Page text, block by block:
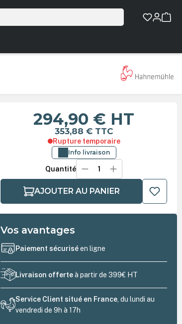
294,90 € HT
353,88 € TTC
Rupture temporaire
Info livraison
Quantité
AJOUTER AU PANIER
Vos avantages
Paiement sécuriséen ligne
Livraison offerteà partir de 399€ HT
Service Client situé en France , du lundi au
vendredi de 9h à 17h